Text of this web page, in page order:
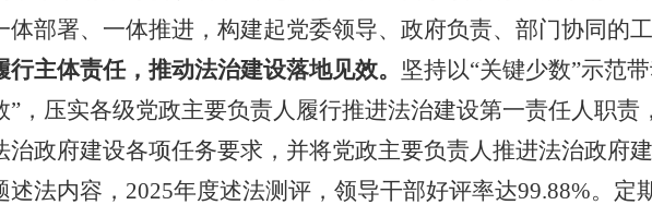
体部署、一体推进，构建起党委领导、政府负责、部门协同的工
行主体责任，推动法治建设落地见效。 坚持以“关键少数”示范
”，压实各级党政主要负责人履行推进法治建设第一责任人职责，
治政府建设各项任务要求，并将党政主要负责人推进法治政府
述法内容， 2025年度述法测评，领导干部好评率达99.88%。 定